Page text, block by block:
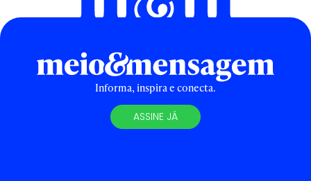
Informa, inspira e conecta.
ASSINE JÁ